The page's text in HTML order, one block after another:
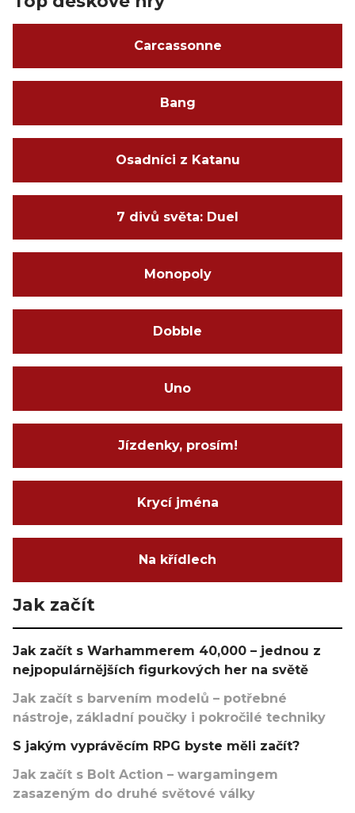
Carcassonne
Bang
Osadníci z Katanu
7 divů světa: Duel
Monopoly
Dobble
Uno
Jízdenky, prosím!
Krycí jména
Na křídlech
Jak začít
Jak začít s Warhammerem 40,000 – jednou z
nejpopulárnějších figurkových her na světě
Jak začít s barvením modelů – potřebné
nástroje, základní poučky i pokročilé techniky
S jakým vyprávěcím RPG byste měli začít?
Jak začít s Bolt Action – wargamingem
zasazeným do druhé světové války